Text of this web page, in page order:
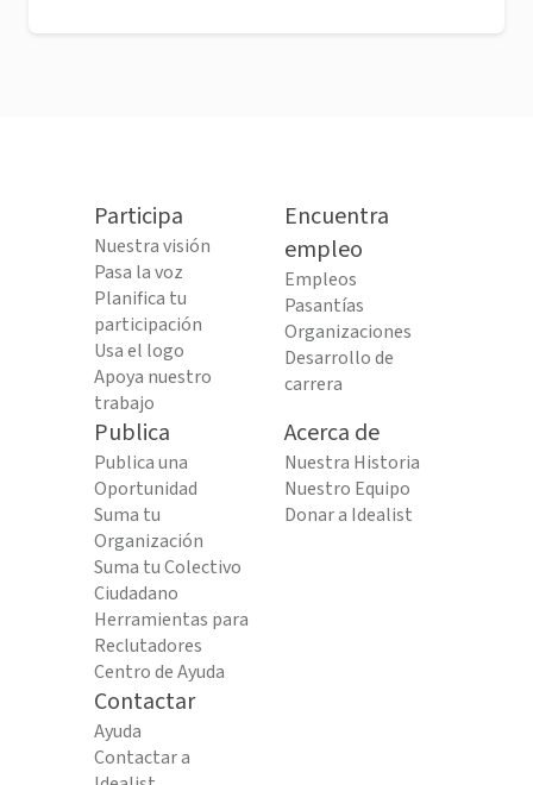
Participa
Nuestra visión
Pasa la voz
Planifica tu
participación
Usa el logo
Apoya nuestro
trabajo
Encuentra
empleo
Empleos
Pasantías
Organizaciones
Desarrollo de
carrera
Publica
Publica una
Oportunidad
Suma tu
Organización
Suma tu Colectivo
Ciudadano
Herramientas para
Reclutadores
Centro de Ayuda
Acerca de
Nuestra Historia
Nuestro Equipo
Donar a Idealist
Contactar
Ayuda
Contactar a